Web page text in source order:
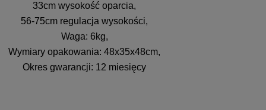
33cm wysokość oparcia,
56-75cm regulacja wysokości,
Waga: 6kg,
Wymiary opakowania: 48x35x48cm,
Okres gwarancji: 12 miesięcy